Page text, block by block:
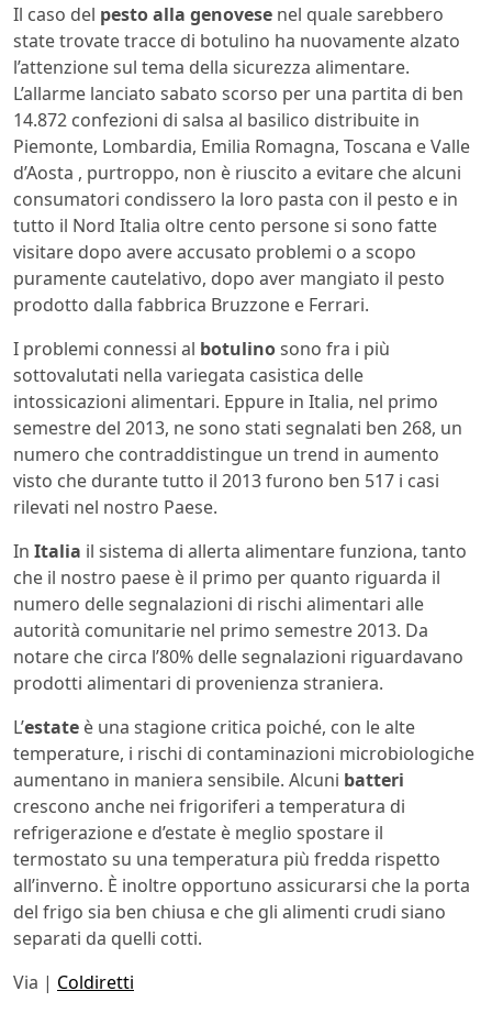
Il caso del pesto alla genovese nel quale sarebbero
state trovate tracce di botulino ha nuovamente alzato
l’attenzione sul tema della sicurezza alimentare.
L’allarme lanciato sabato scorso per una partita di ben
14.872 confezioni di salsa al basilico distribuite in
Piemonte, Lombardia, Emilia Romagna, Toscana e Valle
d’Aosta , purtroppo, non è riuscito a evitare che alcuni
consumatori condissero la loro pasta con il pesto e in
tutto il Nord Italia oltre cento persone si sono fatte
visitare dopo avere accusato problemi o a scopo
puramente cautelativo, dopo aver mangiato il pesto
prodotto dalla fabbrica Bruzzone e Ferrari.
I problemi connessi al botulinosono fra i più
sottovalutati nella variegata casistica delle
intossicazioni alimentari. Eppure in Italia, nel primo
semestre del 2013, ne sono stati segnalati ben 268, un
numero che contraddistingue un trend in aumento
visto che durante tutto il 2013 furono ben 517 i casi
rilevati nel nostro Paese.
In Italia il sistema di allerta alimentare funziona, tanto
che il nostro paese è il primo per quanto riguarda il
numero delle segnalazioni di rischi alimentari alle
autorità comunitarie nel primo semestre 2013. Da
notare che circa l’80% delle segnalazioni riguardavano
prodotti alimentari di provenienza straniera.
L’estate è una stagione critica poiché, con le alte
temperature, i rischi di contaminazioni microbiologiche
aumentano in maniera sensibile. Alcuni batteri
crescono anche nei frigoriferi a temperatura di
refrigerazione e d’estate è meglio spostare il
termostato su una temperatura più fredda rispetto
all’inverno. È inoltre opportuno assicurarsi che la porta
del frigo sia ben chiusa e che gli alimenti crudi siano
separati da quelli cotti.
Via | Coldiretti